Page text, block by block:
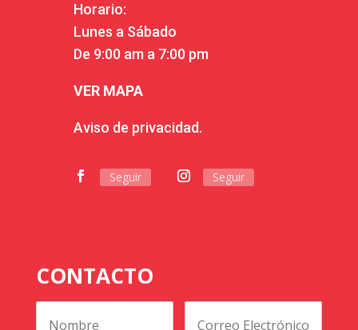
Horario:
Lunes a Sábado
De 9:00 am a 7:00 pm
VER MAPA
Aviso de privacidad.
Seguir Seguir
CONTACTO